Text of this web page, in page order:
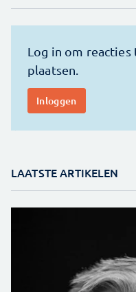
LAATSTE ARTIKELEN